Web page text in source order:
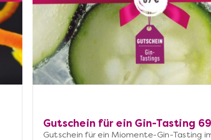
Gutschein für ein Gin-Tasting
Gutschein für ein Miomente-Gin-Tasting